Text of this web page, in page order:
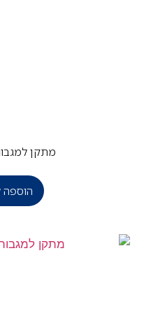
מתקן למגבות
הוספה